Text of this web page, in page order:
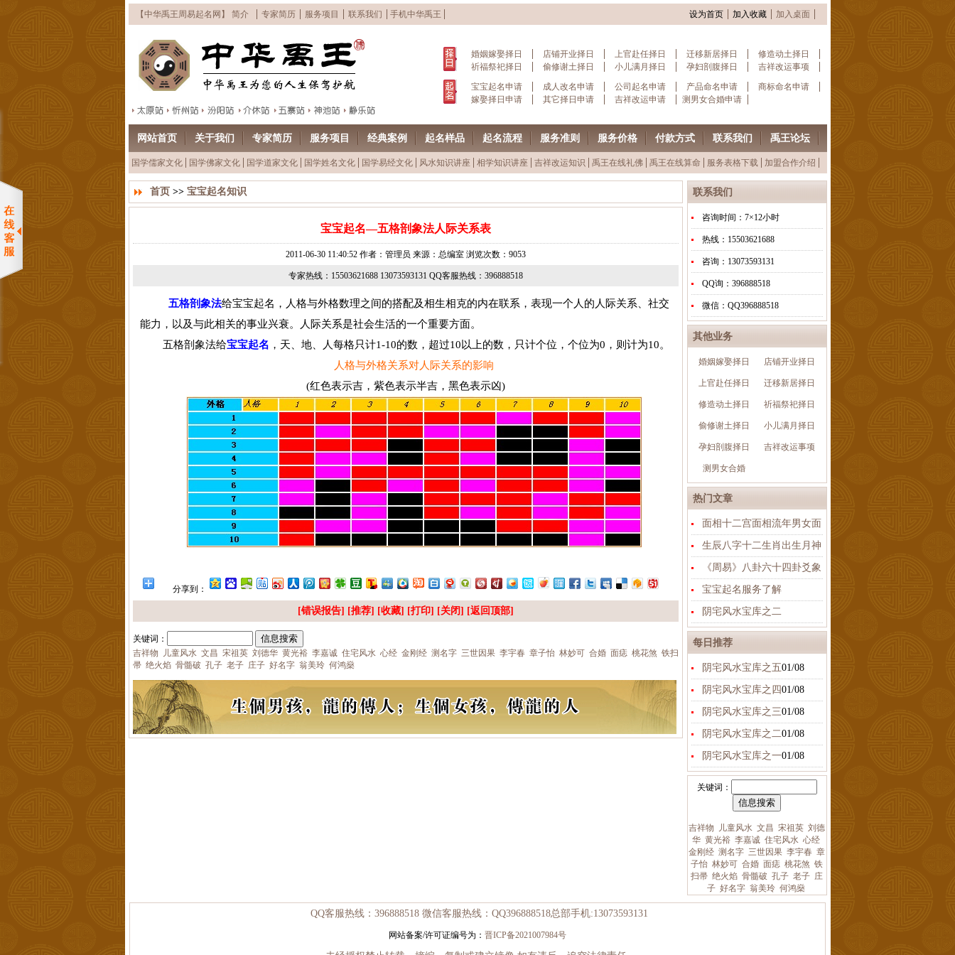
【中华禹王周易起名网】 简介 专家简历 服务项目 联系我们 手机中华禹王 设为首页 加入收藏 加入桌面
婚姻嫁娶择日 店铺开业择日 上官赴任择日 迁移新居择日
修造动土择日
祈福祭祀择日
偷修谢土择日 小儿满月择日 孕妇剖腹择日
吉祥改运事项
宝宝起名申请
成人改名申请 公司起名申请 产品命名申请
商标命名申请
嫁娶择日申请
其它择日申请 吉祥改运申请 测男女合婚申请
网站首页 关于我们 专家简历 服务项目 经典案例 起名样品 起名流程 服务准则 服务价格 付款方式 联系我们 禹王论坛
国学儒家文化 国学佛家文化 国学道家文化 国学姓名文化 国学易经文化 风水知识讲座 相学知识讲座 吉祥改运知识 禹王在线礼佛 禹王在线算命 服务表格下载 加盟合作介绍
联系我们
咨询时间：7×12小时
热线：15503621688
咨询：13073593131
QQ询：396888518
微信：QQ396888518
其他业务
婚姻嫁娶择日 店铺开业择日
上官赴任择日 迁移新居择日
修造动土择日 祈福祭祀择日
偷修谢土择日 小儿满月择日
孕妇剖腹择日 吉祥改运事项
测男女合婚
热门文章
面相十二宫面相流年男女面
生辰八字十二生肖出生月神
《周易》八卦六十四卦爻象
宝宝起名服务了解
阴宅风水宝库之二
每日推荐
阴宅风水宝库之五01/08
阴宅风水宝库之四01/08
阴宅风水宝库之三01/08
阴宅风水宝库之二01/08
阴宅风水宝库之一01/08
关键词：
吉祥物 儿童风水 文昌 宋祖英 刘德
华 黄光裕 李嘉诚 住宅风水 心经
金刚经 测名字 三世因果 李宇春 章
子怡 林妙可 合婚 面痣 桃花煞 铁
扫帚 绝火焰 骨髓破 孔子 老子 庄
子 好名字 翁美玲 何鸿燊
首页 >>宝宝起名知识
宝宝起名—五格剖象法人际关系表
2011-06-30 11:40:52 作者：管理员 来源：总编室 浏览次数：9053
专家热线：15503621688 13073593131 QQ客服热线：396888518
五格剖象法给宝宝起名，人格与外格数理之间的搭配及相生相克的内在联系，表现一个人的人际关系、社交
能力，以及与此相关的事业兴衰。人际关系是社会生活的一个重要方面。
五格剖象法给宝宝起名 ， 天、地、人每格只计1-10的数，超过10以上的数，只计个位，个位为0 ，则计为10。
人格与外格关系对人际关系的影响
(红色表示吉，紫色表示半吉，黑色表示凶)
分享到：
[错误报告] [推荐] [收藏] [打印] [关闭] [返回顶部]
关键词：
吉祥物
儿童风水 文昌 宋祖英 刘德华 黄光裕 李嘉诚 住宅风水 心经 金刚经 测名字 三世因果 李宇春 章子怡 林妙可 合婚 面痣 桃花煞 铁扫
帚 绝火焰 骨髓破 孔子 老子 庄子 好名字 翁美玲 何鸿燊
QQ客服热线：396888518 微信客服热线：QQ396888518总部手机:13073593131
网站备案/许可证编号为： 晋ICP备2021007984号